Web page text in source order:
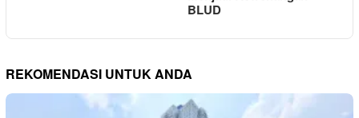
BLUD
REKOMENDASI UNTUK ANDA